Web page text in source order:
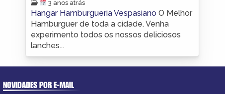
3 anos atrás
Hangar Hamburgueria Vespasiano O Melhor
Hamburguer de toda a cidade. Venha
experimento todos os nossos deliciosos
lanches...
NOVIDADES POR E-MAIL